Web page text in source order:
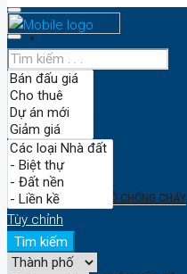
TRANG CHỦ
CỬA CHỐNG CHÁY
CỬA GỖ CHỐNG CHÁY
Tùy chỉnh
Tìm kiếm